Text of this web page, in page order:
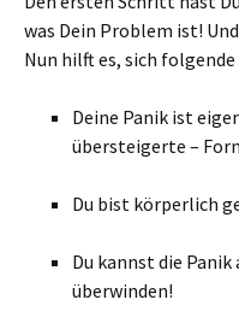
was Dein Problem ist!
Nun hilft es, sich
Deine Panik ist
übersteigerte –
Du bist körperlich
Du kannst die Panik
überwinden!